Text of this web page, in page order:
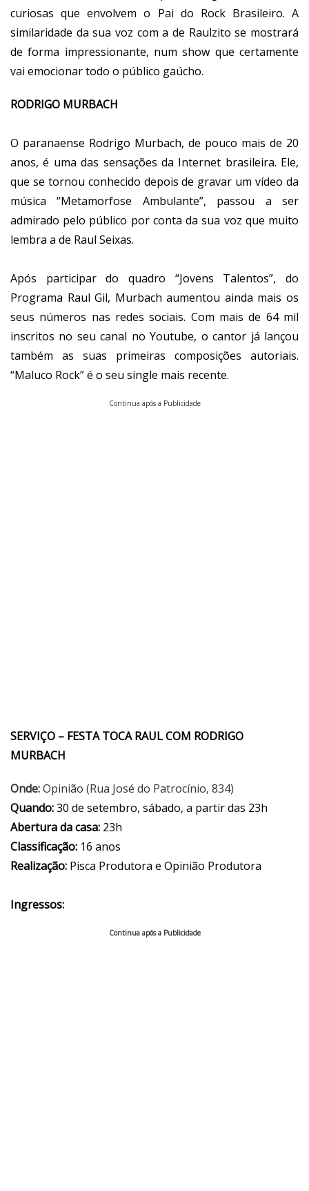
curiosas que envolvem o Pai do Rock Brasileiro. A
similaridade da sua voz com a de Raulzito se mostrará
de forma impressionante, num show que certamente
vai emocionar todo o público gaúcho.
RODRIGO MURBACH
O paranaense Rodrigo Murbach, de pouco mais de 20
anos, é uma das sensações da Internet brasileira. Ele,
que se tornou conhecido depois de gravar um vídeo da
música “Metamorfose Ambulante”, passou a ser
admirado pelo público por conta da sua voz que muito
lembra a de Raul Seixas.
Após participar do quadro “Jovens Talentos”, do
Programa Raul Gil, Murbach aumentou ainda mais os
seus números nas redes sociais. Com mais de 64 mil
inscritos no seu canal no Youtube, o cantor já lançou
também as suas primeiras composições autoriais.
“Maluco Rock” é o seu single mais recente.
Continua após a Publicidade
SERVIÇO – FESTA TOCA RAUL COM RODRIGO
MURBACH
Onde:Opinião (Rua José do Patrocínio, 834)
Quando:30 de setembro, sábado, a partir das 23h
Abertura da casa: 23h
Classificação: 16 anos
Realização: Pisca Produtora e Opinião Produtora
Ingressos:
Continua após a Publicidade